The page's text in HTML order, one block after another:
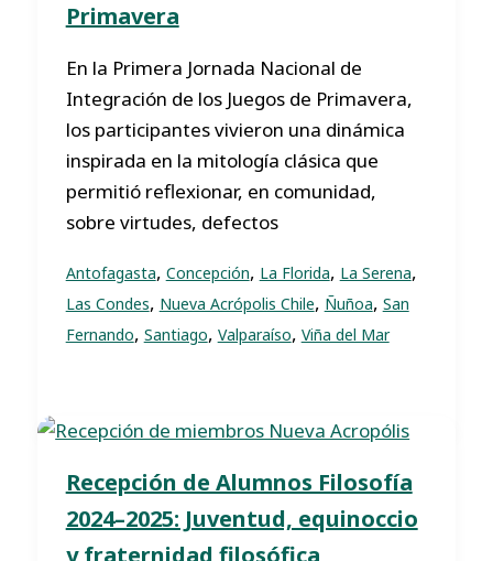
Primavera
En la Primera Jornada Nacional de
Integración de los Juegos de Primavera,
los participantes vivieron una dinámica
inspirada en la mitología clásica que
permitió reflexionar, en comunidad,
sobre virtudes, defectos
Antofagasta, Concepción, La Florida, La Serena,
Las Condes, Nueva Acrópolis Chile, Ñuñoa, San
Fernando, Santiago, Valparaíso, Viña del Mar
Recepción de Alumnos Filosofía
2024–2025: Juventud, equinoccio
y fraternidad filosófica